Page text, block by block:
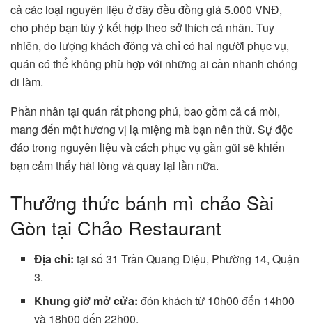
cả các loại nguyên liệu ở đây đều đồng giá 5.000 VNĐ,
cho phép bạn tùy ý kết hợp theo sở thích cá nhân. Tuy
nhiên, do lượng khách đông và chỉ có hai người phục vụ,
quán có thể không phù hợp với những ai cần nhanh chóng
đi làm.
Phần nhân tại quán rất phong phú, bao gồm cả cá mòi,
mang đến một hương vị lạ miệng mà bạn nên thử. Sự độc
đáo trong nguyên liệu và cách phục vụ gần gũi sẽ khiến
bạn cảm thấy hài lòng và quay lại lần nữa.
Thưởng thức bánh mì chảo Sài
Gòn tại Chảo Restaurant
Địa chỉ:tại số 31 Trần Quang Diệu, Phường 14, Quận
3.
Khung giờ mở cửa:đón khách từ 10h00 đến 14h00
và 18h00 đến 22h00.